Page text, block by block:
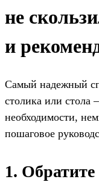
не
и
Самый надежный
столика или стола
необходимости,
пошаговое
1.